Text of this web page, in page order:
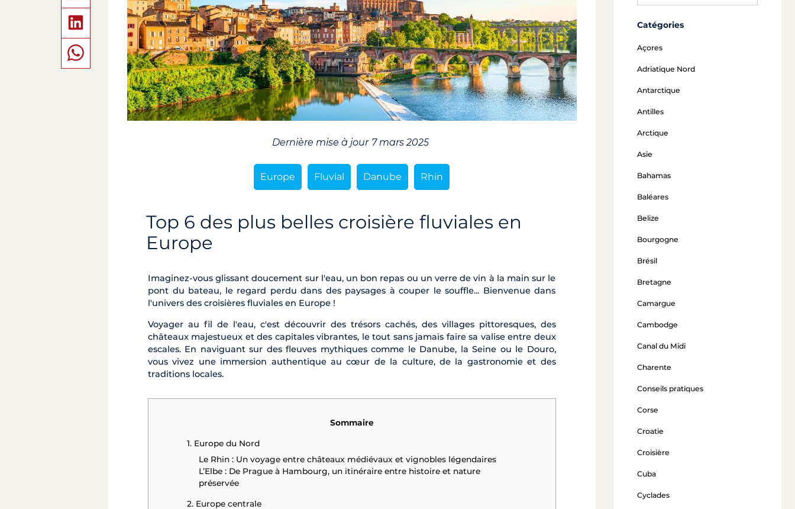
Dernière mise à jour 7 mars 2025
Europe Fluvial Danube Rhin
Top 6 des plus belles croisière fluviales en
Europe
Imaginez-vous glissant doucement sur l'eau, un bon repas ou un verre de vin à la main sur le
pont du bateau, le regard perdu dans des paysages à couper le souffle... Bienvenue dans
l'univers des croisières fluviales en Europe !
Voyager au fil de l'eau, c'est découvrir des trésors cachés, des villages pittoresques, des
châteaux majestueux et des capitales vibrantes, le tout sans jamais faire sa valise entre deux
escales. En naviguant sur des fleuves mythiques comme le Danube, la Seine ou le Douro,
vous vivez une immersion authentique au cœur de la culture, de la gastronomie et des
traditions locales.
Sommaire
1. Europe du Nord
Le Rhin : Un voyage entre châteaux médiévaux et vignobles légendaires
L’Elbe : De Prague à Hambourg, un itinéraire entre histoire et nature
préservée
2. Europe centrale
Catégories
Açores
Adriatique Nord
Antarctique
Antilles
Arctique
Asie
Bahamas
Baléares
Belize
Bourgogne
Brésil
Bretagne
Camargue
Cambodge
Canal du Midi
Charente
Conseils pratiques
Corse
Croatie
Croisière
Cuba
Cyclades